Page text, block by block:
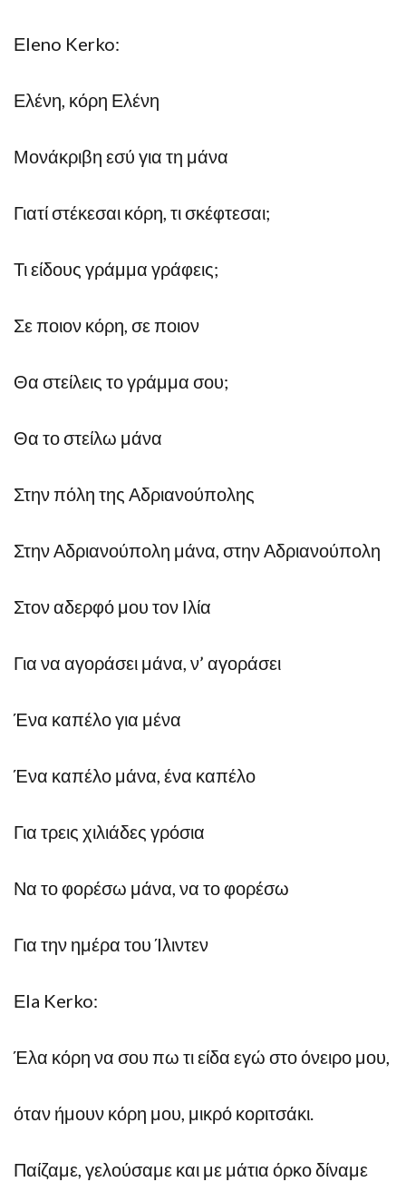
Εleno Kerko:
Ελένη, κόρη Ελένη
Μονάκριβη εσύ για τη μάνα
Γιατί στέκεσαι κόρη, τι σκέφτεσαι;
Τι είδους γράμμα γράφεις;
Σε ποιον κόρη, σε ποιον
Θα στείλεις το γράμμα σου;
Θα το στείλω μάνα
Στην πόλη της Αδριανούπολης
Στην Αδριανούπολη μάνα, στην Αδριανούπολη
Στον αδερφό μου τον Ιλία
Για να αγοράσει μάνα, ν’ αγοράσει
Ένα καπέλο για μένα
Ένα καπέλο μάνα, ένα καπέλο
Για τρεις χιλιάδες γρόσια
Να το φορέσω μάνα, να το φορέσω
Για την ημέρα του Ίλιντεν
Εla Kerko:
Έλα κόρη να σου πω τι είδα εγώ στο όνειρο μου,
όταν ήμουν κόρη μου, μικρό κοριτσάκι.
Παίζαμε, γελούσαμε και με μάτια όρκο δίναμε